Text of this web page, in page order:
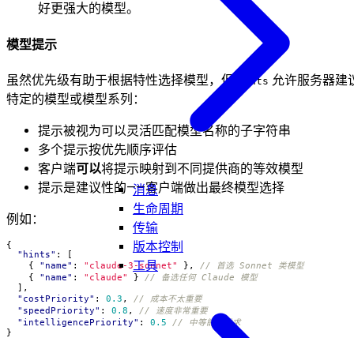
消息
生命周期
传输
版本控制
工具
好更强大的模型。
模型提示
虽然优先级有助于根据特性选择模型，但 hints 允许服务器建
特定的模型或模型系列：
提示被视为可以灵活匹配模型名称的子字符串
多个提示按优先顺序评估
客户端可以将提示映射到不同提供商的等效模型
提示是建议性的——客户端做出最终模型选择
例如：
{
"hints" :
[
{
"name" : "claude-3-sonnet" },
{
"name" : "claude" }
],
"costPriority" : 0.3 ,
"speedPriority" : 0.8 ,
"intelligencePriority" : 0.5
}